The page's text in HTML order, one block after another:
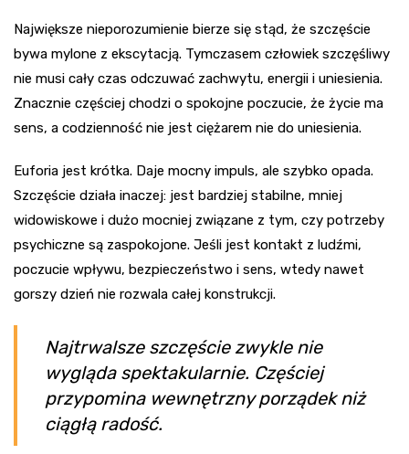
Największe nieporozumienie bierze się stąd, że szczęście
bywa mylone z ekscytacją. Tymczasem człowiek szczęśliwy
nie musi cały czas odczuwać zachwytu, energii i uniesienia.
Znacznie częściej chodzi o spokojne poczucie, że życie ma
sens, a codzienność nie jest ciężarem nie do uniesienia.
Euforia jest krótka. Daje mocny impuls, ale szybko opada.
Szczęście działa inaczej: jest bardziej stabilne, mniej
widowiskowe i dużo mocniej związane z tym, czy potrzeby
psychiczne są zaspokojone. Jeśli jest kontakt z ludźmi,
poczucie wpływu, bezpieczeństwo i sens, wtedy nawet
gorszy dzień nie rozwala całej konstrukcji.
Najtrwalsze szczęście zwykle nie
wygląda spektakularnie. Częściej
przypomina wewnętrzny porządek niż
ciągłą radość.